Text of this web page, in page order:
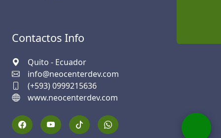
Contactos Info
Quito - Ecuador
info@neocenterdev.com
(+593) 0999215636
www.neocenterdev.com